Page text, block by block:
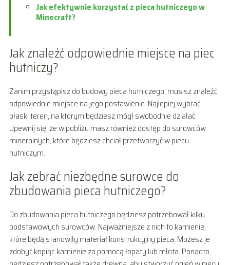
Jak efektywnie korzystać z pieca hutniczego w
Minecraft?
Jak znaleźć odpowiednie miejsce na piec
hutniczy?
Zanim przystąpisz do budowy pieca hutniczego, musisz znaleźć
odpowiednie miejsce na jego postawienie. Najlepiej wybrać
płaski teren, na którym będziesz mógł swobodnie działać.
Upewnij się, że w pobliżu masz również dostęp do surowców
mineralnych, które będziesz chciał przetworzyć w piecu
hutniczym.
Jak zebrać niezbędne surowce do
zbudowania pieca hutniczego?
Do zbudowania pieca hutniczego będziesz potrzebował kilku
podstawowych surowców. Najważniejsze z nich to kamienie,
które będą stanowiły materiał konstrukcyjny pieca. Możesz je
zdobyć kopiąc kamienie za pomocą łopaty lub młota. Ponadto,